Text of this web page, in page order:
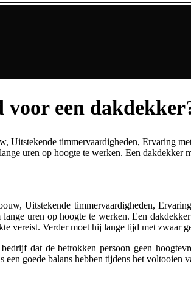
een
timmervaardigheden, Ervaring
uren op hoogte te werken. Een
Uitstekende timmervaardigheden,
uren op hoogte te werken. Een
vereist. Verder moet hij lange tijd met zwaar
dat de betrokken persoon geen
goede balans hebben tijdens het voltooien